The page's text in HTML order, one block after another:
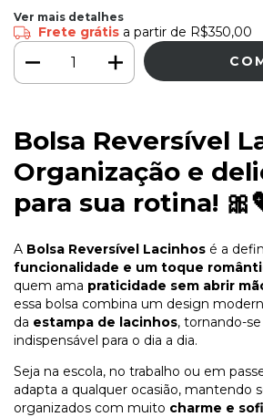
Ver mais detalhes
Frete grátis a partir de R$350,00
Bolsa Reversível
Organização e
para sua rotina!
A Bolsa Reversível Lacinhos é a
funcionalidade e um toque
quem ama praticidade sem abrir
essa bolsa combina um design
da estampa de lacinhos, tornando-
indispensável para o dia a dia.
Seja na escola, no trabalho ou em
adapta a qualquer ocasião, mantendo
organizados com muito charme e